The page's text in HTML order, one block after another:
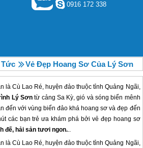
0916 172 338
Vẻ Đẹp Hoang Sơ Của Lý Sơn
là Cù Lao Ré, huyện đảo thuộc tỉnh Quảng Ngãi,
Lý Sơn từ cảng Sa Kỳ, gió và sóng biển mênh
đến với vùng biển đảo khá hoang sơ và đẹp đến
các bạn trẻ ưa khám phá bởi vẻ đẹp hoang sơ
đế, hải sản tươi ngon...
là Cù Lao Ré, huyện đảo thuộc tỉnh Quảng Ngãi,